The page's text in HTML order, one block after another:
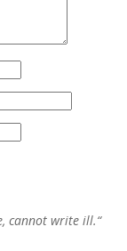
cannot write ill.“